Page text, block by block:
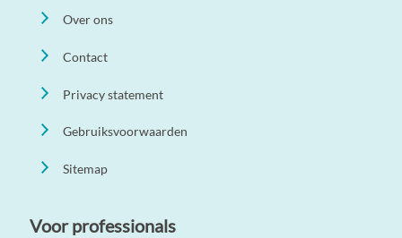
Over ons
Contact
Privacy statement
Gebruiksvoorwaarden
Sitemap
Voor professionals